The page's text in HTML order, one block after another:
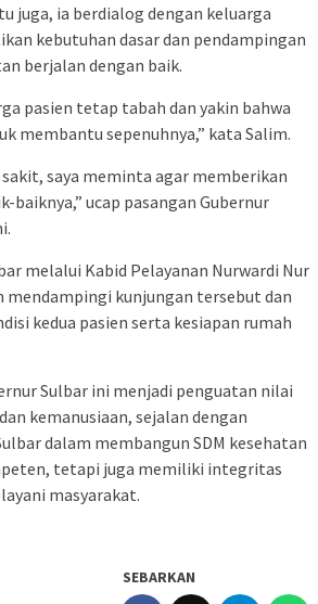
juga, ia berdialog dengan keluarga
kebutuhan dasar dan pendampingan
berjalan dengan baik.
pasien tetap tabah dan yakin bahwa
membantu sepenuhnya,” kata Salim.
saya meminta agar memberikan
baiknya,” ucap pasangan Gubernur
melalui Kabid Pelayanan Nurwardi Nur
mendampingi kunjungan tersebut dan
kedua pasien serta kesiapan rumah
Sulbar ini menjadi penguatan nilai
kemanusiaan, sejalan dengan
dalam membangun SDM kesehatan
tetapi juga memiliki integritas
masyarakat.
SEBARKAN